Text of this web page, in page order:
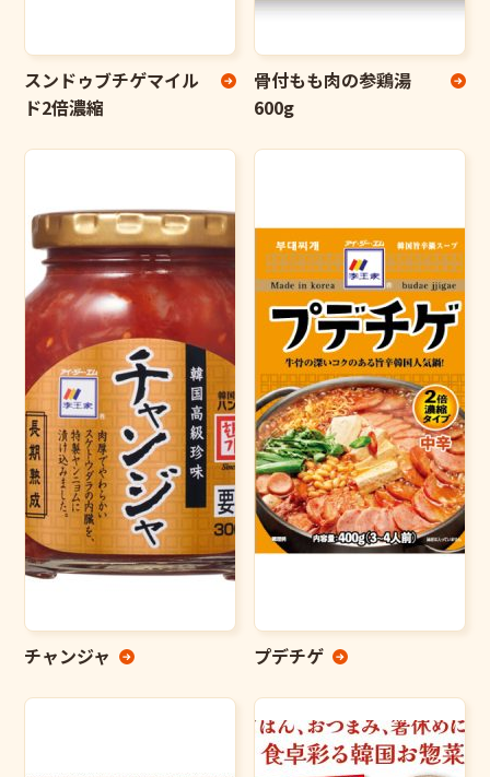
スンドゥブチゲマイル
ド2倍濃縮
骨付もも肉の参鶏湯
600g
チャンジャ プデチゲ